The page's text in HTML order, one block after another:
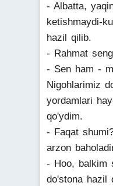
- Albatta,
ketishmaydi-
hazil qilib.
- Rahmat
- Sen ham -
Nigohlarimiz
yordamlari
qo'ydim.
- Faqat
arzon
- Hoo, balkim
do'stona hazil